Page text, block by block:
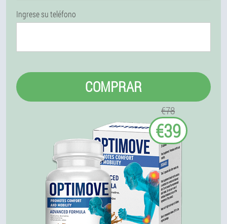
Ingrese su teléfono
COMPRAR
€78
€39